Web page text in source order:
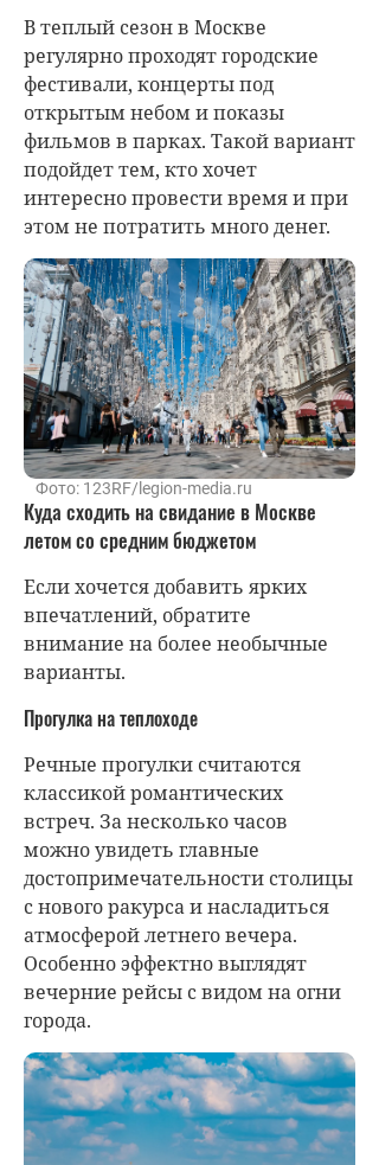
В теплый сезон в Москве
регулярно проходят городские
фестивали, концерты под
открытым небом и показы
фильмов в парках. Такой вариант
подойдет тем, кто хочет
интересно провести время и при
этом не потратить много денег.
Фото: 123RF/legion-media.ru
Куда сходить на свидание в Москве
летом со средним бюджетом
Если хочется добавить ярких
впечатлений, обратите
внимание на более необычные
варианты.
Прогулка на теплоходе
Речные прогулки считаются
классикой романтических
встреч. За несколько часов
можно увидеть главные
достопримечательности столицы
с нового ракурса и насладиться
атмосферой летнего вечера.
Особенно эффектно выглядят
вечерние рейсы с видом на огни
города.